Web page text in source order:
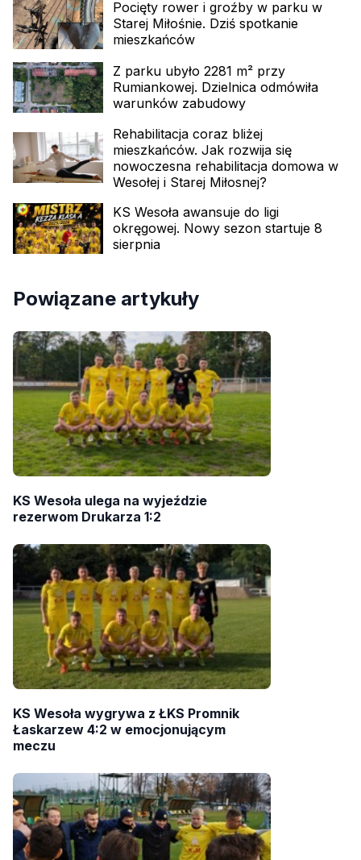
Pocięty rower i groźby w parku w
Starej Miłośnie. Dziś spotkanie
mieszkańców
Z parku ubyło 2281 m² przy
Rumiankowej. Dzielnica odmówiła
warunków zabudowy
Rehabilitacja coraz bliżej
mieszkańców. Jak rozwija się
nowoczesna rehabilitacja domowa w
Wesołej i Starej Miłosnej?
KS Wesoła awansuje do ligi
okręgowej. Nowy sezon startuje 8
sierpnia
Powiązane artykuły
KS Wesoła ulega na wyjeździe
rezerwom Drukarza 1:2
KS Wesoła wygrywa z ŁKS Promnik
Łaskarzew 4:2 w emocjonującym
meczu